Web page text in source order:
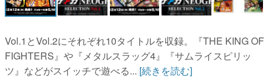
Vol.1とVol.2にそれぞれ10タイトルを収録。『THE KING OF
FIGHTERS』や『メタルスラッグ4』『サムライスピリッ
ツ』などがスイッチで遊べる... [続きを読む]